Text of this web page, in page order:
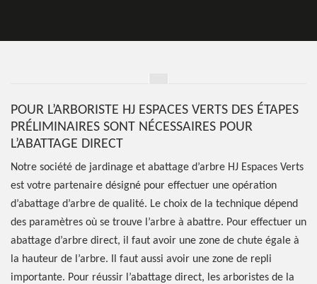
POUR L’ARBORISTE HJ ESPACES VERTS DES ÉTAPES
PRÉLIMINAIRES SONT NÉCESSAIRES POUR
L’ABATTAGE DIRECT
Notre société de jardinage et abattage d’arbre HJ Espaces Verts
est votre partenaire désigné pour effectuer une opération
d’abattage d’arbre de qualité. Le choix de la technique dépend
des paramètres où se trouve l’arbre à abattre. Pour effectuer un
abattage d’arbre direct, il faut avoir une zone de chute égale à
la hauteur de l’arbre. Il faut aussi avoir une zone de repli
importante. Pour réussir l’abattage direct, les arboristes de la